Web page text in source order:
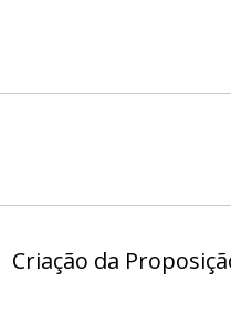
Criação da